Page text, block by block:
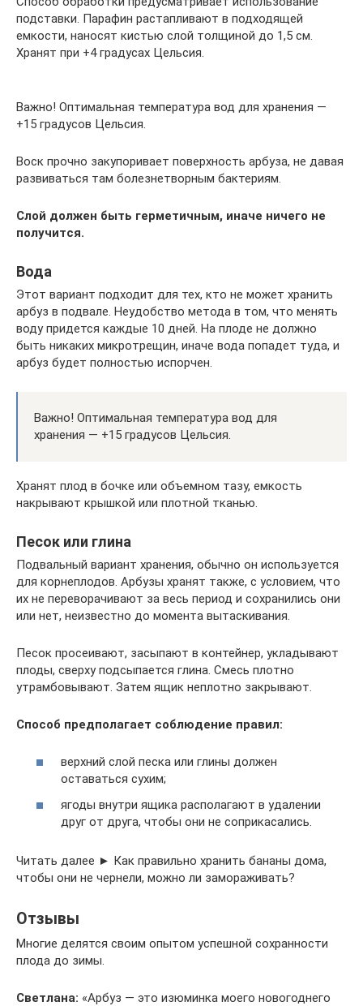
подставки. Парафин растапливают в подходящей
емкости, наносят кистью слой толщиной до 1,5 см.
Хранят при +4 градусах Цельсия.
Важно! Оптимальная температура вод для хранения —
+15 градусов Цельсия.
Воск прочно закупоривает поверхность арбуза, не давая
развиваться там болезнетворным бактериям.
Слой должен быть герметичным, иначе ничего не
получится.
Вода
Этот вариант подходит для тех, кто не может хранить
арбуз в подвале. Неудобство метода в том, что менять
воду придется каждые 10 дней. На плоде не должно
быть никаких микротрещин, иначе вода попадет туда, и
арбуз будет полностью испорчен.
Важно! Оптимальная температура вод для
хранения — +15 градусов Цельсия.
Хранят плод в бочке или объемном тазу, емкость
накрывают крышкой или плотной тканью.
Песок или глина
Подвальный вариант хранения, обычно он используется
для корнеплодов. Арбузы хранят также, с условием, что
их не переворачивают за весь период и сохранились они
или нет, неизвестно до момента вытаскивания.
Песок просеивают, засыпают в контейнер, укладывают
плоды, сверху подсыпается глина. Смесь плотно
утрамбовывают. Затем ящик неплотно закрывают.
Способ предполагает соблюдение правил:
верхний слой песка или глины должен
оставаться сухим;
ягоды внутри ящика располагают в удалении
друг от друга, чтобы они не соприкасались.
Читать далее ► Как правильно хранить бананы дома,
чтобы они не чернели, можно ли замораживать?
Отзывы
Многие делятся своим опытом успешной сохранности
плода до зимы.
Светлана: «Арбуз — это изюминка моего новогоднего